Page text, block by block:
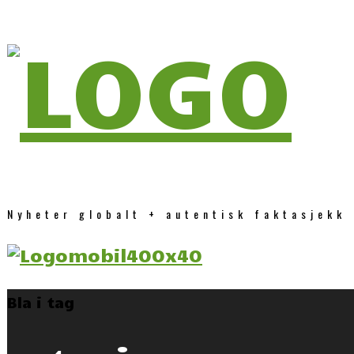
Nyheter globalt + autentisk faktasjekk
Bla i tag